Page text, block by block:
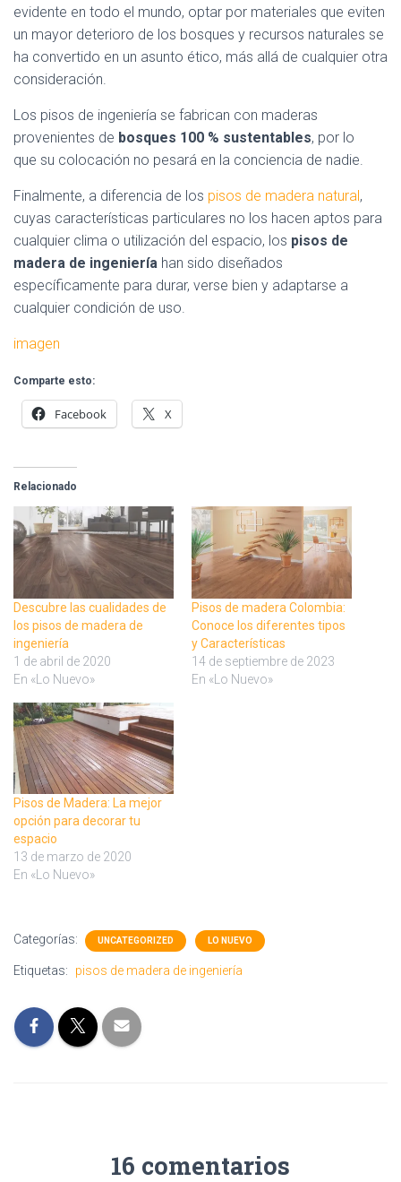
evidente en todo el mundo, optar por materiales que eviten
un mayor deterioro de los bosques y recursos naturales se
ha convertido en un asunto ético, más allá de cualquier otra
consideración.
Los pisos de ingeniería se fabrican con maderas
provenientes de bosques 100 % sustentables, por lo
que su colocación no pesará en la conciencia de nadie.
Finalmente, a diferencia de los pisos de madera natural ,
cuyas características particulares no los hacen aptos para
cualquier clima o utilización del espacio, los pisos de
madera de ingeniería han sido diseñados
específicamente para durar, verse bien y adaptarse a
cualquier condición de uso.
imagen
Comparte esto:
Facebook X
Relacionado
Descubre las cualidades de
los pisos de madera de
ingeniería
1 de abril de 2020
En «Lo Nuevo»
Pisos de madera Colombia:
Conoce los diferentes tipos
y Características
14 de septiembre de 2023
En «Lo Nuevo»
Pisos de Madera: La mejor
opción para decorar tu
espacio
13 de marzo de 2020
En «Lo Nuevo»
Categorías: UNCATEGORIZED LO NUEVO
Etiquetas: pisos de madera de ingeniería
16 comentarios